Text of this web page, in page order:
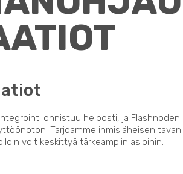
onnistuu helposti, ja Flashnoden
Tarjoamme ihmisläheisen
voit keskittyä tärkeämpiin asioihin.